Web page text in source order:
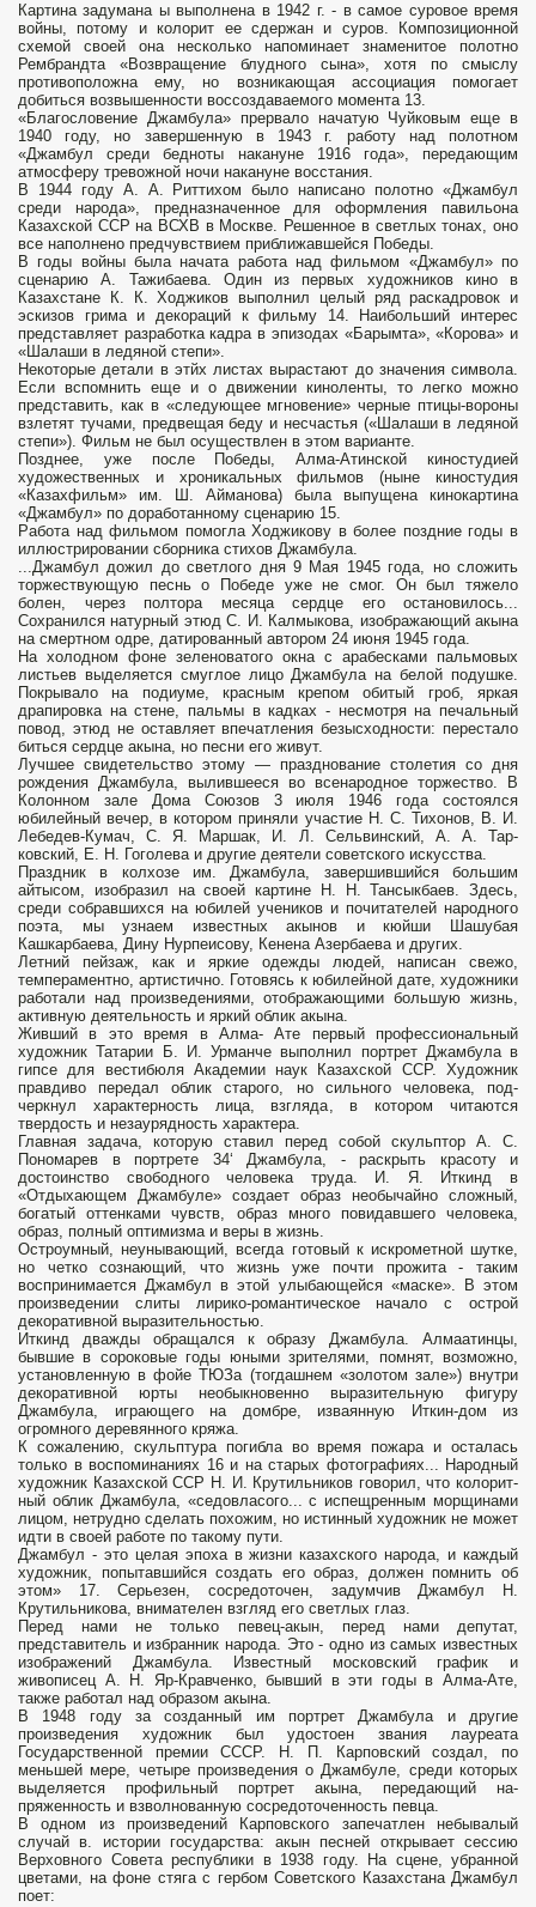
Картина задумана ы выполнена в 1942 г. - в самое суровое время
войны, потому и колорит ее сдержан и суров. Композиционной
схемой своей она не­сколько напоминает знаменитое полотно
Рембрандта «Возвращение блудного сына», хотя по смыслу
противоположна ему, но возникающая ассоциация помогает
добиться возвышенности воссоздаваемого момента 13.
«Благословение Джамбула» прервало начатую Чуйковым еще в
1940 году, но завершенную в 1943 г. работу над полотном
«Джамбул среди бедноты накануне 1916 года», передающим
атмосферу тревожной ночи накануне восстания.
В 1944 году А. А. Риттихом было написано полотно «Джамбул
среди народа», предназначенное для оформления павильона
Казахской ССР на ВСХВ в Москве. Решенное в светлых тонах, оно
все наполнено предчувствием при­ближавшейся Победы.
В годы войны была начата работа над фильмом «Джамбул» по
сценарию А. Тажибаева. Один из первых художников кино в
Казахстане К. К. Ходжиков выполнил целый ряд раскадровок и
эскизов грима и декораций к фильму 14. Наибольший интерес
представляет разработка кадра в эпизодах «Барымта», «Корова» и
«Шалаши в ледяной степи».
Некоторые детали в этйх листах вырастают до значения символа.
Если вспомнить еще и о движении кино­ленты, то легко можно
представить, как в «следующее мгновение» черные птицы-вороны
взлетят тучами, предвещая беду и несчастья («Шалаши в ледя­ной
степи»). Фильм не был осуществлен в этом варианте.
Позднее, уже после Победы, Алма-Атинской киностудией
художественных и хроникальных филь­мов (ныне киностудия
«Казахфильм» им. Ш. Айманова) была выпущена кино­картина
«Джамбул» по доработанному сценарию 15.
Работа над фильмом помогла Ходжикову в более поздние годы в
иллюстрировании сборника стихов Джамбула.
...Джамбул дожил до светлого дня 9 Мая 1945 года, но сложить
торжествующую песнь о Победе уже не смог. Он был тяжело
болен, через полтора месяца сердце его остановилось...
Сохранился натурный этюд С. И. Калмыкова, изображающий акына
на смерт­ном одре, датированный автором 24 июня 1945 года.
На холодном фоне зелено­ватого окна с арабесками пальмовых
листьев выделяется смуглое лицо Джам­була на белой подушке.
Покрывало на подиуме, красным крепом обитый гроб, яркая
драпировка на стене, пальмы в кадках - несмотря на печальный
повод, этюд не оставляет впечатления безысходности: перестало
биться сердце акы­на, но песни его живут.
Лучшее свидетельство этому — празднование столетия со дня
рождения Джам­була, вылившееся во всенародное торжество. В
Колонном зале Дома Союзов 3 июля 1946 года состоялся
юбилейный вечер, в котором приняли участие Н. С. Тихонов, В. И.
Лебедев-Кумач, С. Я. Маршак, И. Л. Сельвинский, А. А. Тар­
ковский, Е. Н. Гоголева и другие деятели советского искусства.
Праздник в колхозе им. Джамбула, завершившийся большим
айтысом, изобра­зил на своей картине Н. Н. Тансыкбаев. Здесь,
среди собравшихся на юбилей учеников и почитателей народного
поэта, мы узнаем известных акынов и кюйши Шашубая
Кашкарбаева, Дину Нурпеисову, Кенена Азербаева и других.
Летний пейзаж, как и яркие одежды людей, написан свежо,
темпераментно, артистично. Готовясь к юбилейной дате, художни­ки
работали над произведениями, отображающими большую жизнь,
активную деятельность и яркий облик акына.
Живший в это время в Алма- Ате первый профессиональный
худож­ник Татарии Б. И. Урманче выполнил портрет Джамбула в
гипсе для вес­тибюля Академии наук Казахской ССР. Художник
правдиво передал облик старого, но сильного человека, под­
черкнул характерность лица, взгляда, в котором читаются
твердость и незаурядность характера.
Главная задача, которую ставил перед собой скульптор А. С.
Пономарев в портрете 34‘ Джамбула, - раскрыть красоту и
достоинство свободного человека труда. И. Я. Иткинд в
«Отдыхающем Джамбуле» создает образ необычайно сложный,
богатый оттенками чувств, образ много повидавшего человека,
образ, полный оптимизма и веры в жизнь.
Остроумный, неунывающий, всегда гото­вый к искрометной шутке,
но четко сознающий, что жизнь уже почти прожита - таким
воспринимается Джамбул в этой улыбающейся «маске». В этом
произведении слиты лирико-романтическое начало с острой
декоративной выразительностью.
Иткинд дважды обращался к образу Джамбула. Алмаатинцы,
бывшие в со­роковые годы юными зрителями, помнят, возможно,
установленную в фойе ТЮЗа (тогдашнем «золотом зале») внутри
декоративной юрты необыкновенно выразительную фигуру
Джамбула, играющего на домбре, изваянную Иткин-дом из
огромного деревянного кряжа.
К сожалению, скульптура погибла во время пожара и осталась
только в воспоминаниях 16 и на старых фотографиях... Народный
художник Казахской ССР Н. И. Крутильников говорил, что колорит­
ный облик Джамбула, «седовласого... с испещренным морщинами
лицом, не­трудно сделать похожим, но истинный художник не может
идти в своей работе по такому пути.
Джамбул - это целая эпоха в жизни казахского народа, и каждый
художник, попытавшийся создать его образ, должен помнить об
этом» 17. Серьезен, сосредоточен, задумчив Джамбул Н.
Крутильникова, внима­телен взгляд его светлых глаз.
Перед нами не только певец-акын, перед нами депутат,
представитель и избранник народа. Это - одно из самых известных
изображений Джамбула. Известный московский график и
живописец А. Н. Яр-Кравченко, бывший в эти годы в Алма-Ате,
также работал над образом акына.
В 1948 году за соз­данный им портрет Джамбула и другие
произведения художник был удостоен звания лауреата
Государственной премии СССР. Н. П. Карповский создал, по
меньшей мере, четыре произведения о Джамбуле, среди которых
выделяется профильный портрет акына, передающий на­
пряженность и взволнованную сосредоточенность певца.
В одном из произве­дений Карповского запечатлен небывалый
случай в. истории государства: акын песней открывает сессию
Верховного Совета республики в 1938 году. На сцене, убранной
цветами, на фоне стяга с гербом Советского Казахстана Джамбул
поет: